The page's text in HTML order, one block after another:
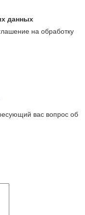
данных
на обработку
вас вопрос об